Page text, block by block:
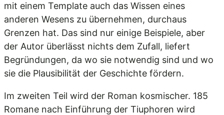
mit einem Template auch das Wissen eines
anderen Wesens zu übernehmen, durchaus
Grenzen hat. Das sind nur einige Beispiele, aber
der Autor überlässt nichts dem Zufall, liefert
Begründungen, da wo sie notwendig sind und wo
sie die Plausibilität der Geschichte fördern.
Im zweiten Teil wird der Roman kosmischer. 185
Romane nach Einführung der Tiuphoren wird